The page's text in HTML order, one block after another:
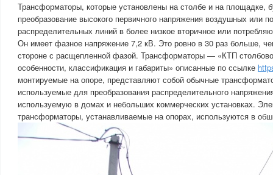
Трансформаторы, которые установлены на столбе и на площадке,
преобразование высокого первичного напряжения воздушных или
распределительных линий в более низкое вторичное или
Он имеет фазное напряжение 7,2 кВ. Это ровно в 30 раз больше,
стороне с расщепленной фазой. Трансформаторы — «КТП
особенности, классификация и габариты» описанные по ссылке
монтируемые на опоре, представляют собой обычные
используемые для преобразования распределительного
используемую в домах и небольших коммерческих установках.
трансформаторы, устанавливаемые на опорах, используются в